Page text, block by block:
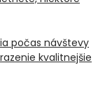
počas návštevy
kvalitnejšie